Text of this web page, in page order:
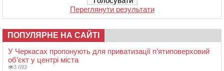
Переглянути результати
ПОПУЛЯРНЕ НА САЙТІ
У Черкасах пропонують для приватизації п’ятиповерховий
об’єкт у центрі міста
3 693